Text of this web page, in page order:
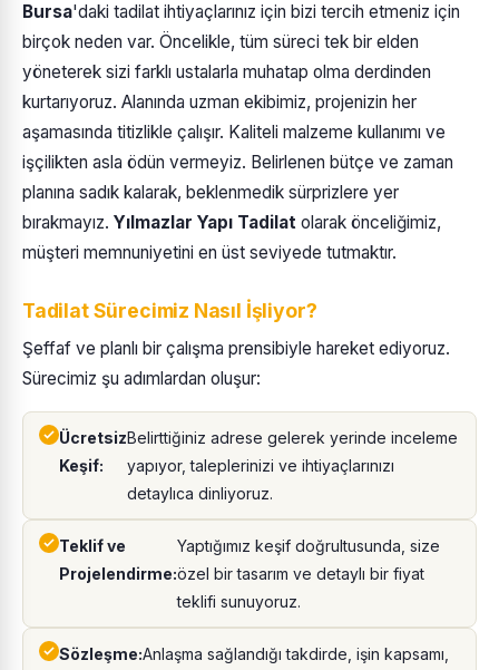
Bursa'daki tadilat ihtiyaçlarınız için bizi tercih etmeniz için
birçok neden var. Öncelikle, tüm süreci tek bir elden
yöneterek sizi farklı ustalarla muhatap olma derdinden
kurtarıyoruz. Alanında uzman ekibimiz, projenizin her
aşamasında titizlikle çalışır. Kaliteli malzeme kullanımı ve
işçilikten asla ödün vermeyiz. Belirlenen bütçe ve zaman
planına sadık kalarak, beklenmedik sürprizlere yer
bırakmayız. Yılmazlar Yapı Tadilat olarak önceliğimiz,
müşteri memnuniyetini en üst seviyede tutmaktır.
Tadilat Sürecimiz Nasıl İşliyor?
Şeffaf ve planlı bir çalışma prensibiyle hareket ediyoruz.
Sürecimiz şu adımlardan oluşur:
Ücretsiz
Keşif:
Belirttiğiniz adrese gelerek yerinde inceleme
yapıyor, taleplerinizi ve ihtiyaçlarınızı
detaylıca dinliyoruz.
Teklif ve
Projelendirme:
Yaptığımız keşif doğrultusunda, size
özel bir tasarım ve detaylı bir fiyat
teklifi sunuyoruz.
Sözleşme:Anlaşma sağlandığı takdirde, işin kapsamı,